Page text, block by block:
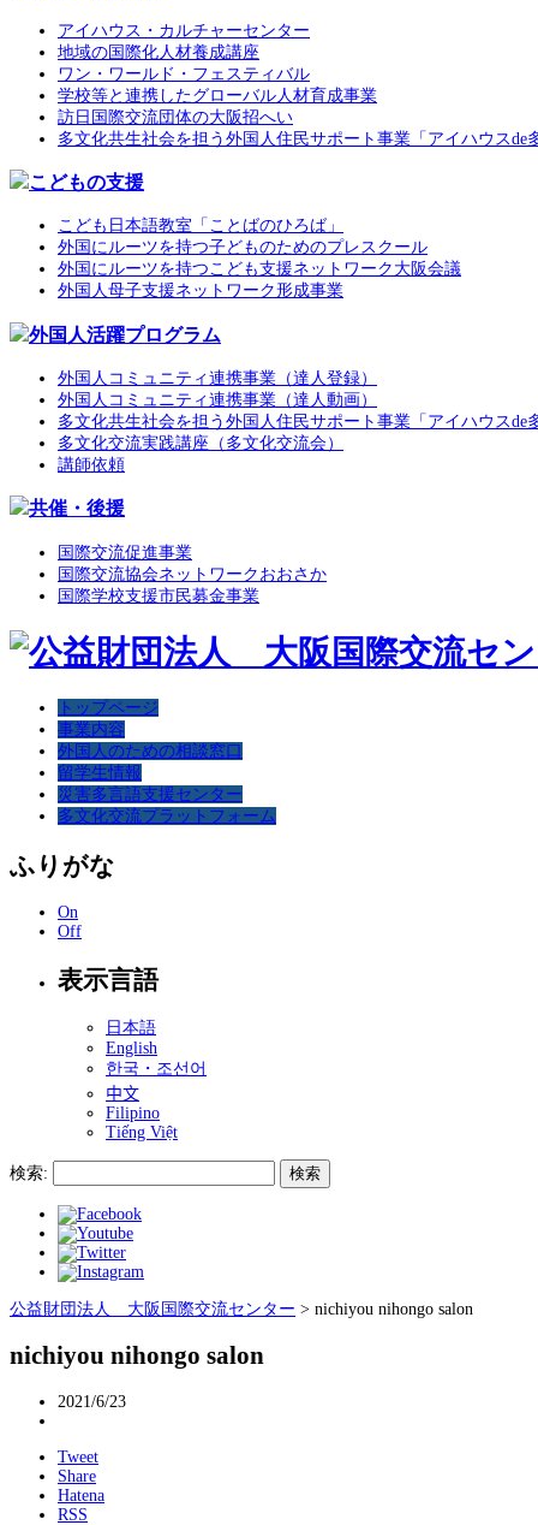
アイハウス・カルチャーセンター
地域の国際化人材養成講座
ワン・ワールド・フェスティバル
学校等と連携したグローバル人材育成事業
訪日国際交流団体の大阪招へい
多文化共生社会を担う外国人住民サポート事業「アイハウスde
こどもの支援
こども日本語教室「ことばのひろば」
外国にルーツを持つ子どものためのプレスクール
外国にルーツを持つこども支援ネットワーク大阪会議
外国人母子支援ネットワーク形成事業
外国人活躍プログラム
外国人コミュニティ連携事業（達人登録）
外国人コミュニティ連携事業（達人動画）
多文化共生社会を担う外国人住民サポート事業「アイハウスde
多文化交流実践講座（多文化交流会）
講師依頼
共催・後援
国際交流促進事業
国際交流協会ネットワークおおさか
国際学校支援市民募金事業
トップページ
事業内容
外国人のための相談窓口
留学生情報
災害多言語支援センター
多文化交流プラットフォーム
ふりがな
On
Off
表示言語
日本語
English
한국・조선어
中文
Filipino
Tiếng Việt
検索:
公益財団法人 大阪国際交流センター > nichiyou nihongo salon
nichiyou nihongo salon
2021/6/23
Tweet
Share
Hatena
RSS